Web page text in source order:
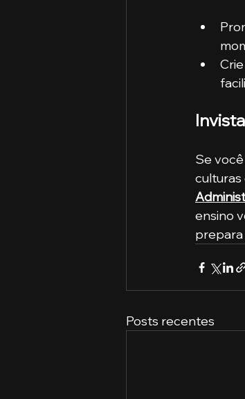
Se
culturas
ensino
prepara
Posts recentes